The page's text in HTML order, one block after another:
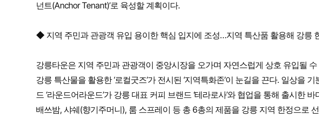
넌트(Anchor Tenant)’로 육성할 계획이다.
◆ 지역 주민과 관광객 유입 용이한 핵심 입지에 조성…지역 특산품 활용해 강릉
강릉타운은 지역 주민과 관광객이 중앙시장을 오가며 자연스럽게 상호 유입될
강릉 특산물을 활용한 ‘로컬굿즈’가 전시된 ‘지역특화존’이 눈길을 끈다. 일상을
드 ‘라운드어라운드’가 강릉 대표 커피 브랜드 ‘테라로사’와 협업을 통해 출시한
배쓰밤, 샤쉐(향기주머니), 룸 스프레이 등 총 6총의 제품을 강릉 지역 한정으로